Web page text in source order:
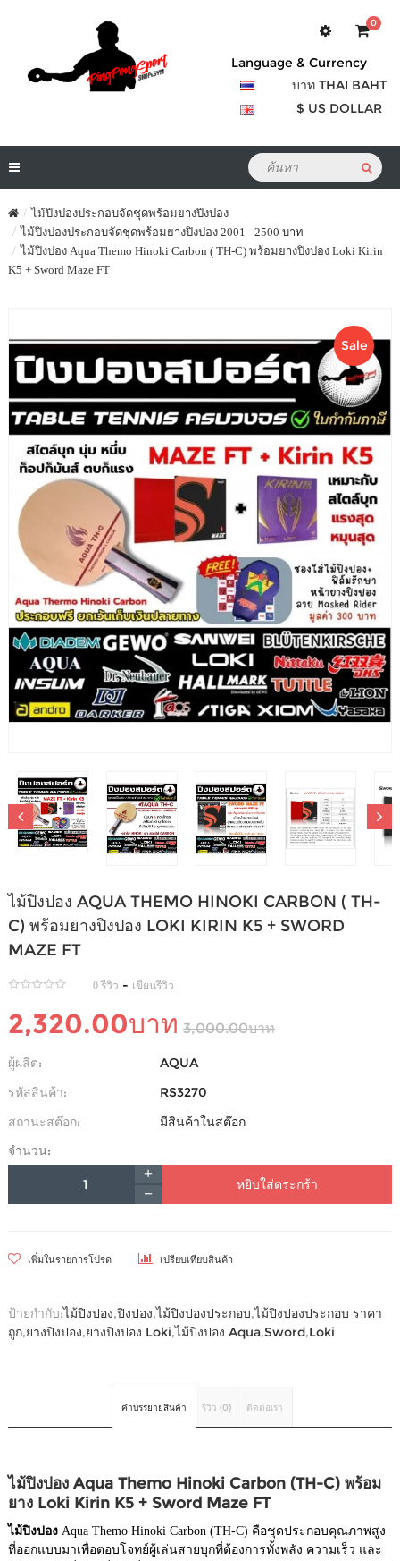
0
Language & Currency
บาท THAI BAHT
$ US DOLLAR
ไม้ปิงปองประกอบจัดชุดพร้อมยางปิงปอง
ไม้ปิงปองประกอบจัดชุดพร้อมยางปิงปอง 2001 - 2500 บาท
ไม้ปิงปอง Aqua Themo Hinoki Carbon ( TH-C) พร้อมยางปิงปอง Loki Kirin
K5 + Sword Maze FT
Sale
ไม้ปิงปอง AQUA THEMO HINOKI CARBON ( TH-
C) พร้อมยางปิงปอง LOKI KIRIN K5 + SWORD
MAZE FT
0 รีวิว - เขียนรีวิว
2,320.00บาท 3,000.00บาท
ผู้ผลิต:
AQUA
รหัสสินค้า:
RS3270
สถานะสต๊อก:
มีสินค้าในสต๊อก
จำนวน:
หยิบใส่ตระกร้า
เพิ่มในรายการโปรด เปรียบเทียบสินค้า
ป้ายกำกับ:ไม้ปิงปอง,ปิงปอง,ไม้ปิงปองประกอบ,ไม้ปิงปองประกอบ ราคา
ถูก,ยางปิงปอง,ยางปิงปอง Loki,ไม้ปิงปอง Aqua,Sword,Loki
คำบรรยายสินค้า รีวิว (0) ติดต่อเรา
ไม้ปิงปอง Aqua Themo Hinoki Carbon (TH-C) พร้อม
ยาง Loki Kirin K5 + Sword Maze FT
ไม้ปิงปอง Aqua Themo Hinoki Carbon (TH-C) คือชุดประกอบคุณภาพสูง
ที่ออกแบบมาเพื่อตอบโจทย์ผู้เล่นสายบุกที่ต้องการทั้งพลัง ความเร็ว และ